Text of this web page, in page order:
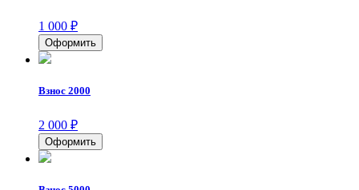
1 000 ₽
Взнос 2000
2 000 ₽